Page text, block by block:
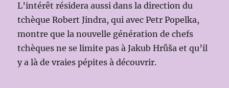
L’intérêt résidera aussi dans la direction du
tchèque Robert Jindra, qui avec Petr Popelka,
montre que la nouvelle génération de chefs
tchèques ne se limite pas à Jakub Hrůša et qu’il
y a là de vraies pépites à découvrir.